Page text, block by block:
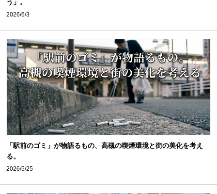
う」。
2026/6/3
「駅前のゴミ」が物語るもの、高槻の喫煙環境と街の美化を考え
る。
2026/5/25